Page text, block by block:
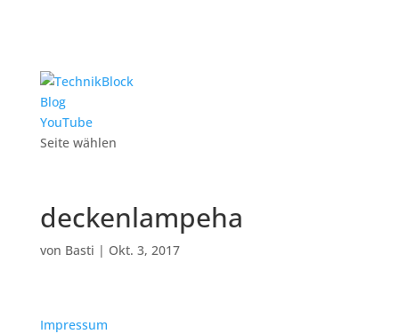
Blog
YouTube
Seite wählen
deckenlampeha
von Basti | Okt. 3, 2017
Impressum